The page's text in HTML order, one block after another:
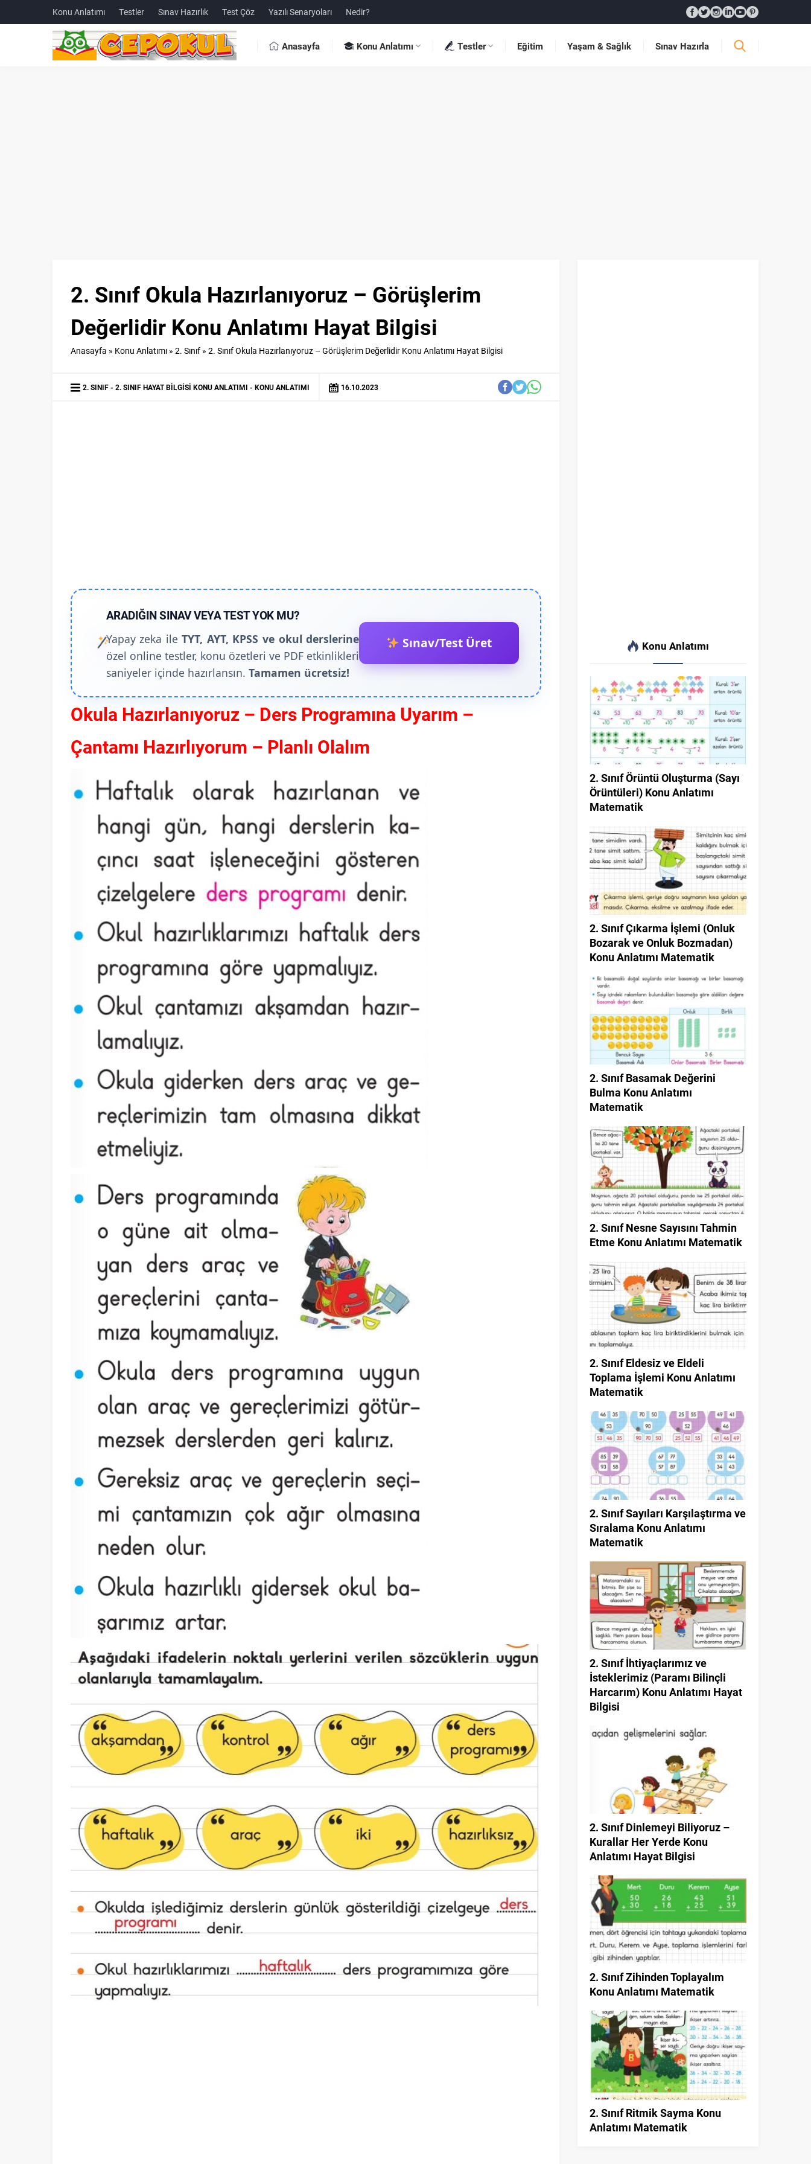
Konu Anlatımı Testler Sınav Hazırlık Test Çöz Yazılı Senaryoları Nedir?
Anasayfa Konu Anlatımı Testler Eğitim Yaşam & Sağlık Sınav Hazırla
2. Sınıf Okula Hazırlanıyoruz – Görüşlerim
Değerlidir Konu Anlatımı Hayat Bilgisi
Anasayfa » Konu Anlatımı » 2. Sınıf » 2. Sınıf Okula Hazırlanıyoruz – Görüşlerim Değerlidir Konu Anlatımı Hayat Bilgisi
2. SINIF 2. SINIF HAYAT BILGISI KONU ANLATIMI KONU ANLATIMI 16.10.2023
ARADIĞIN SINAV VEYA TEST YOK MU?
Yapay zeka ileTYT, AYT, KPSS ve okul derslerine
özel online testler, konu özetleri ve PDF etkinlikleri
saniyeler içinde hazırlansın. Tamamen ücretsiz!
Sınav/Test Üret
Okula Hazırlanıyoruz – Ders Programına Uyarım –
Çantamı Hazırlıyorum – Planlı Olalım
Konu Anlatımı
2. Sınıf Örüntü Oluşturma (Sayı
Örüntüleri) Konu Anlatımı
Matematik
2. Sınıf Çıkarma İşlemi (Onluk
Bozarak ve Onluk Bozmadan)
Konu Anlatımı Matematik
2. Sınıf Basamak Değerini
Bulma Konu Anlatımı
Matematik
2. Sınıf Nesne Sayısını Tahmin
Etme Konu Anlatımı Matematik
2. Sınıf Eldesiz ve Eldeli
Toplama İşlemi Konu Anlatımı
Matematik
2. Sınıf Sayıları Karşılaştırma ve
Sıralama Konu Anlatımı
Matematik
2. Sınıf İhtiyaçlarımız ve
İsteklerimiz (Paramı Bilinçli
Harcarım) Konu Anlatımı Hayat
Bilgisi
2. Sınıf Dinlemeyi Biliyoruz –
Kurallar Her Yerde Konu
Anlatımı Hayat Bilgisi
2. Sınıf Zihinden Toplayalım
Konu Anlatımı Matematik
2. Sınıf Ritmik Sayma Konu
Anlatımı Matematik